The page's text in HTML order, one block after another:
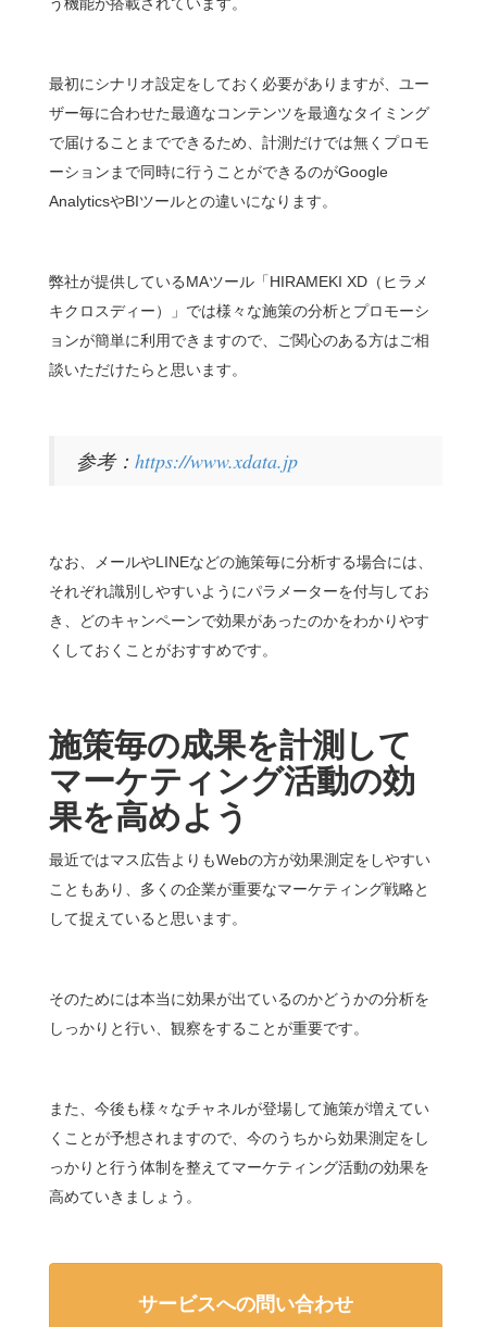
う機能が搭載されています。
最初にシナリオ設定をしておく必要がありますが、ユー
ザー毎に合わせた最適なコンテンツを最適なタイミング
で届けることまでできるため、計測だけでは無くプロモ
ーションまで同時に行うことができるのがGoogle
AnalyticsやBIツールとの違いになります。
弊社が提供しているMAツール「HIRAMEKI XD（ヒラメ
キクロスディー）」では様々な施策の分析とプロモーシ
ョンが簡単に利用できますので、ご関心のある方はご相
談いただけたらと思います。
参考： https://www.xdata.jp
なお、メールやLINEなどの施策毎に分析する場合には、
それぞれ識別しやすいようにパラメーターを付与してお
き、どのキャンペーンで効果があったのかをわかりやす
くしておくことがおすすめです。
施策毎の成果を計測して
マーケティング活動の効
果を高めよう
最近ではマス広告よりもWebの方が効果測定をしやすい
こともあり、多くの企業が重要なマーケティング戦略と
して捉えていると思います。
そのためには本当に効果が出ているのかどうかの分析を
しっかりと行い、観察をすることが重要です。
また、今後も様々なチャネルが登場して施策が増えてい
くことが予想されますので、今のうちから効果測定をし
っかりと行う体制を整えてマーケティング活動の効果を
高めていきましょう。
サービスへの問い合わせ